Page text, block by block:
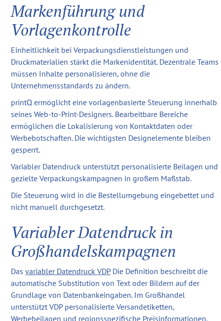
Markenführung und
Vorlagenkontrolle
Einheitlichkeit bei Verpackungsdienstleistungen und
Druckmaterialien stärkt die Markenidentität. Dezentrale Teams
müssen Inhalte personalisieren, ohne die
Unternehmensstandards zu ändern.
printQ ermöglicht eine vorlagenbasierte Steuerung innerhalb
seines Web-to-Print-Designers. Bearbeitbare Bereiche
ermöglichen die Lokalisierung von Kontaktdaten oder
Werbebotschaften. Die wichtigsten Designelemente bleiben
gesperrt.
Variabler Datendruck unterstützt personalisierte Beilagen und
gezielte Verpackungskampagnen in großem Maßstab.
Die Steuerung wird in die Bestellumgebung eingebettet und
nicht manuell durchgesetzt.
Variabler Datendruck in
Großhandelskampagnen
Dasvariabler Datendruck VDPDie Definition beschreibt die
automatische Substitution von Text oder Bildern auf der
Grundlage von Datenbankeingaben. Im Großhandel
unterstützt VDP personalisierte Versandetiketten,
Werbebeilagen und regionsspezifische Preisinformationen.